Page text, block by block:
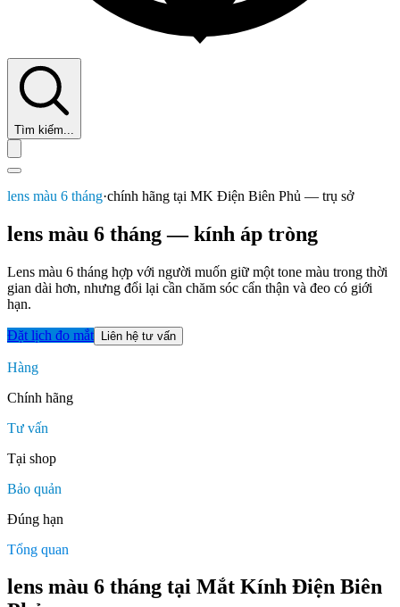
Tìm kiếm...
lens màu 6 tháng·chính hãng tại MK Điện Biên Phủ — trụ sở
lens màu 6 tháng— kính áp tròng
Lens màu 6 tháng hợp với người muốn giữ một tone màu trong thời
gian dài hơn, nhưng đổi lại cần chăm sóc cẩn thận và đeo có giới
hạn.
Đặt lịch đo mắt Liên hệ tư vấn
Hàng
Chính hãng
Tư vấn
Tại shop
Bảo quản
Đúng hạn
Tổng quan
lens màu 6 tháng tại Mắt Kính Điện Biên